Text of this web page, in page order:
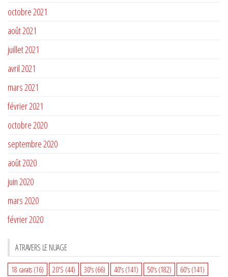
octobre 2021
août 2021
juillet 2021
avril 2021
mars 2021
février 2021
octobre 2020
septembre 2020
août 2020
juin 2020
mars 2020
février 2020
A TRAVERS LE NUAGE
18 carats (16) 20'S (44) 30's (66) 40's (141) 50's (182) 60's (141)